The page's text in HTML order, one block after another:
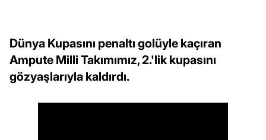
Dünya Kupasını penaltı golüyle kaçıran
Ampute Milli Takımımız, 2.'lik kupasını
gözyaşlarıyla kaldırdı.